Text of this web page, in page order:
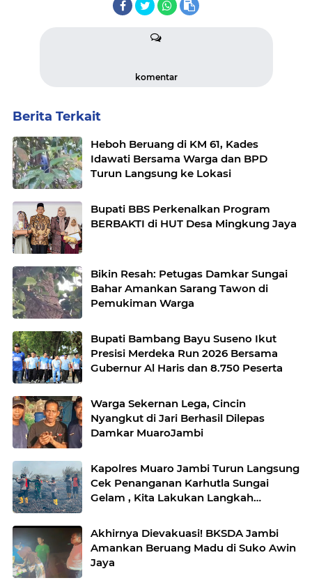
komentar
Berita Terkait
Heboh Beruang di KM 61, Kades
Idawati Bersama Warga dan BPD
Turun Langsung ke Lokasi
Bupati BBS Perkenalkan Program
BERBAKTI di HUT Desa Mingkung Jaya
Bikin Resah: Petugas Damkar Sungai
Bahar Amankan Sarang Tawon di
Pemukiman Warga
Bupati Bambang Bayu Suseno Ikut
Presisi Merdeka Run 2026 Bersama
Gubernur Al Haris dan 8.750 Peserta
Warga Sekernan Lega, Cincin
Nyangkut di Jari Berhasil Dilepas
Damkar MuaroJambi
Kapolres Muaro Jambi Turun Langsung
Cek Penanganan Karhutla Sungai
Gelam , Kita Lakukan Langkah
Akhirnya Dievakuasi! BKSDA Jambi
Amankan Beruang Madu di Suko Awin
Jaya